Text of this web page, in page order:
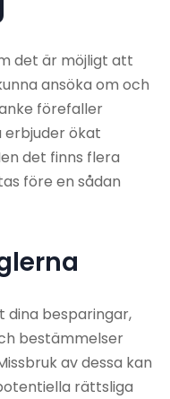
det är möjligt att
ansöka om och
förefaller
erbjuder ökat
det finns flera
före en sådan
dina besparingar,
bestämmelser
av dessa kan
rättsliga